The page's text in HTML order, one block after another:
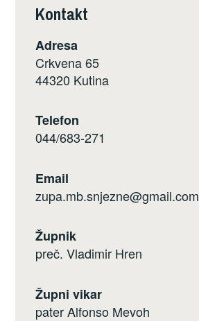
Kontakt
Adresa
Crkvena 65
44320 Kutina
Telefon
044/683-271
Email
zupa.mb.snjezne@gmail.com
Župnik
preč. Vladimir Hren
Župni vikar
pater Alfonso Mevoh